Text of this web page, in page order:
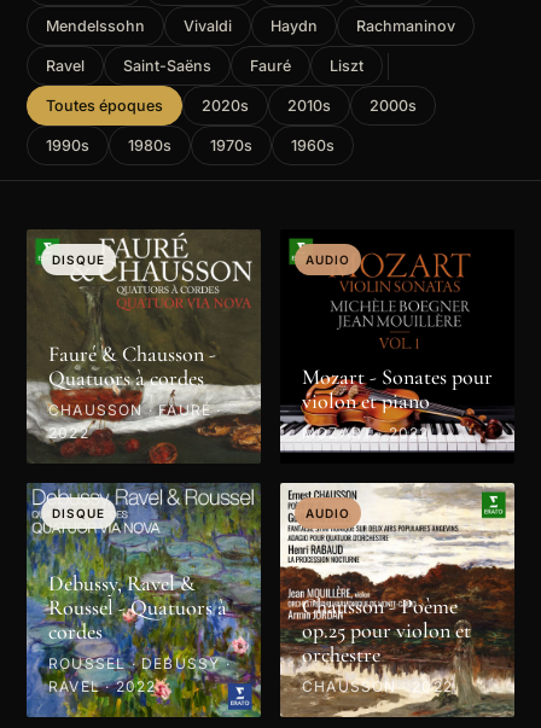
Mendelssohn Vivaldi Haydn Rachmaninov
Ravel Saint-Saëns Fauré Liszt
Toutes époques 2020s 2010s 2000s
1990s 1980s 1970s 1960s
DISQUE
Fauré & Chausson -
Quatuors à cordes
CHAUSSON · FAURÉ ·
2022
AUDIO
Mozart - Sonates pour
violon et piano
MOZART · 2022
DISQUE
Debussy, Ravel &
Roussel - Quatuors à
cordes
ROUSSEL · DEBUSSY ·
RAVEL · 2022
AUDIO
Chausson - Poème
op.25 pour violon et
orchestre
CHAUSSON · 2022